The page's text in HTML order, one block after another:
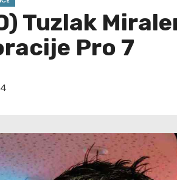
Tuzlak
Pro 7